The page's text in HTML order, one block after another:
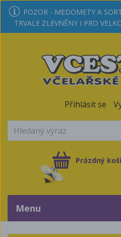
POZOR - MEDOMETY A
TRVALE ZLEVNĚNY I PRO
Přihlásit se
Prázdný
Menu